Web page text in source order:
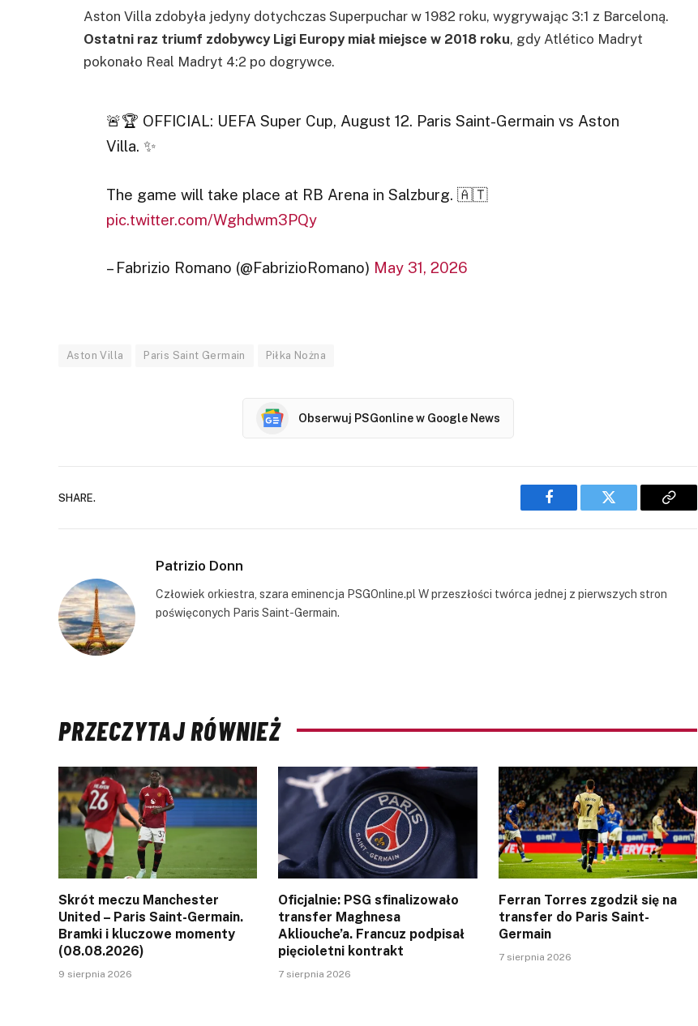
Aston Villa zdobyła jedyny dotychczas Superpuchar w 1982 roku, wygrywając 3:1 z Barceloną.
Ostatni raz triumf zdobywcy Ligi Europy miał miejsce w 2018 roku, gdy Atlético Madryt
pokonało Real Madryt 4:2 po dogrywce.
🚨🏆 OFFICIAL: UEFA Super Cup, August 12. Paris Saint-Germain vs Aston
Villa. ✨
The game will take place at RB Arena in Salzburg. 🇦🇹
pic.twitter.com/Wghdwm3PQy
– Fabrizio Romano (@FabrizioRomano) May 31, 2026
Aston Villa Paris Saint Germain Piłka Nożna
Obserwuj PSGonline w Google News
SHARE.
Facebook Twitter
Copy
Patrizio Donn
Człowiek orkiestra, szara eminencja PSGOnline.pl W przeszłości twórca jednej z pierwszych stron
poświęconych Paris Saint-Germain.
PRZECZYTAJ RÓWNIEŻ
Skrót meczu Manchester
United – Paris Saint-Germain.
Bramki i kluczowe momenty
(08.08.2026)
9 sierpnia 2026
Oficjalnie: PSG sfinalizowało
transfer Maghnesa
Akliouche’a. Francuz podpisał
pięcioletni kontrakt
7 sierpnia 2026
Ferran Torres zgodził się na
transfer do Paris Saint-
Germain
7 sierpnia 2026